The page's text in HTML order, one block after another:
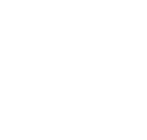
con Discapacidad